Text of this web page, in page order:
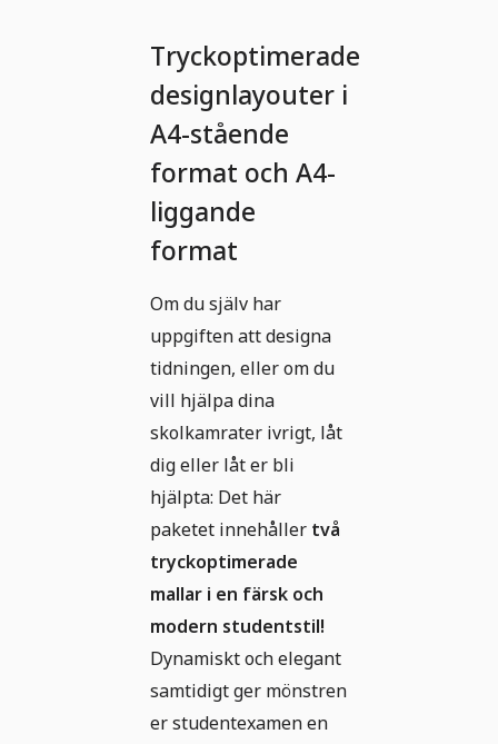
Tryckoptimerade
designlayouter i
A4-stående
format och A4-
liggande
format
Om du själv har
uppgiften att designa
tidningen, eller om du
vill hjälpa dina
skolkamrater ivrigt, låt
dig eller låt er bli
hjälpta: Det här
paketet innehåller två
tryckoptimerade
mallar i en färsk och
modern studentstil!
Dynamiskt och elegant
samtidigt ger mönstren
er studentexamen en